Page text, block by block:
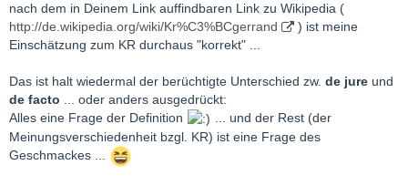
nach dem in Deinem Link auffindbaren Link zu Wikipedia (
http://de.wikipedia.org/wiki/Kr%C3%BCgerrand
) ist meine
Einschätzung zum KR durchaus "korrekt" ...
Das ist halt wiedermal der berüchtigte Unterschied zw. de jure und
de facto ... oder anders ausgedrückt:
Alles eine Frage der Definition
... und der Rest (der
Meinungsverschiedenheit bzgl. KR) ist eine Frage des
Geschmackes ...